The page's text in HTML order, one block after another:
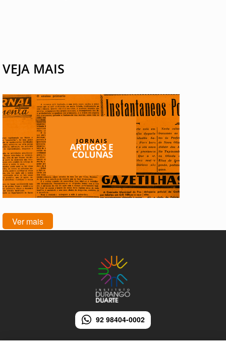
VEJA MAIS
Ver mais
92 98404-0002